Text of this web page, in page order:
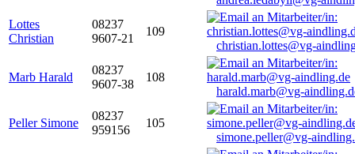
Lottes
Christian
08237
9607-21
109
christian.lottes@vg-
Marb Harald
08237
9607-38
108
harald.marb@vg-
Peller Simone
08237
959156
105
simone.peller@vg-